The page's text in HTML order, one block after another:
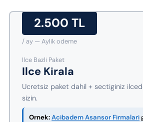
2.500 TL
/ ay — Aylik odeme
Ilce Bazli Paket
Ilce Kirala
Ucretsiz paket dahil + sectiginiz
sizin.
Ornek:Acibadem Asansor Firmalari